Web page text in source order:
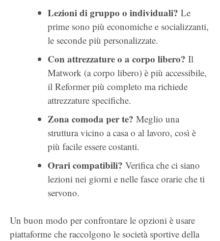
Lezioni di gruppo o individuali? Le
prime sono più economiche e socializzanti,
le seconde più personalizzate.
Con attrezzature o a corpo libero? Il
Matwork (a corpo libero) è più accessibile,
il Reformer più completo ma richiede
attrezzature specifiche.
Zona comoda per te? Meglio una
struttura vicino a casa o al lavoro, così è
più facile essere costanti.
Orari compatibili? Verifica che ci siano
lezioni nei giorni e nelle fasce orarie che ti
servono.
Un buon modo per confrontare le opzioni è usare
piattaforme che raccolgono le società sportive della